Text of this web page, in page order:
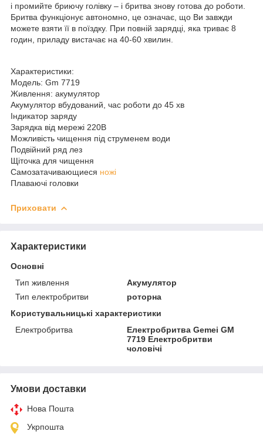
і промийте бриючу голівку – і бритва знову готова до роботи.
Бритва функціонує автономно, це означає, що Ви завжди
можете взяти її в поїздку. При повній зарядці, яка триває 8
годин, приладу вистачає на 40-60 хвилин.
Характеристики:
Модель: Gm 7719
Живлення: акумулятор
Акумулятор вбудований, час роботи до 45 хв
Індикатор заряду
Зарядка від мережі 220В
Можливість чищення під струменем води
Подвійний ряд лез
Щіточка для чищення
Самозатачивающиеся ножі
Плаваючі головки
Приховати
Характеристики
Основні
Тип живлення
Акумулятор
Тип електробритви
роторна
Користувальницькі характеристики
Електробритва
Електробритва Gemei GM
7719 Електробритви
чоловічі
Умови доставки
Нова Пошта
Укрпошта